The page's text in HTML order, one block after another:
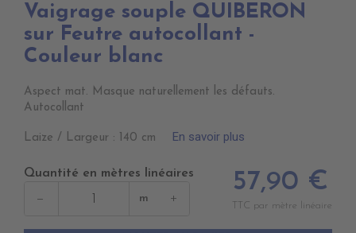
Vaigrage souple QUIBERON
sur Feutre autocollant -
Couleur blanc
Aspect mat. Masque naturellement les défauts.
Autocollant
Laize / Largeur : 140 cm En savoir plus
Quantité en mètres linéaires
− m +
57,90 €
TTC par mètre linéaire